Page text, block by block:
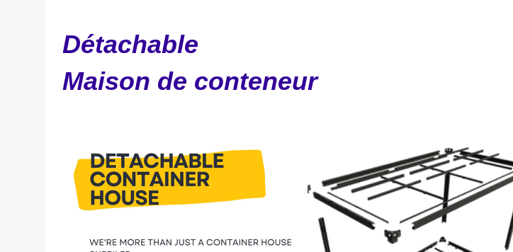
Détachable
Maison de conteneur